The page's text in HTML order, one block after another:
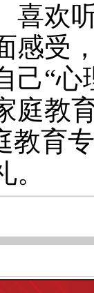
喜欢
感受
己“
庭教
教育